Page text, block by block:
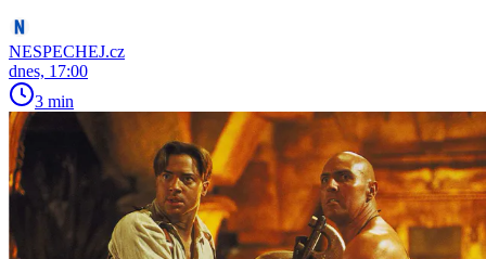
NESPECHEJ.cz
dnes, 17:00
3 min